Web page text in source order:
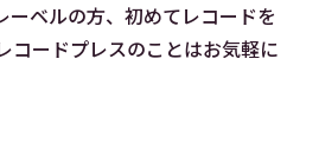
ーベルの方、初めてレコードを
コードプレスのことはお気軽に